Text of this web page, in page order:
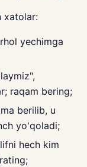
xatolar:
yechimga
raqam bering;
berilib, u
yo'qoladi;
hech kim